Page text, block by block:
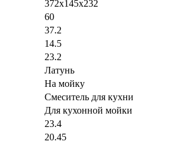
372х145х232
60
37.2
14.5
23.2
Латунь
На мойку
Смеситель для кухни
Для кухонной мойки
23.4
20.45